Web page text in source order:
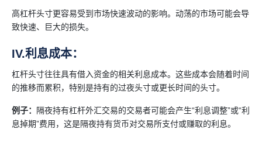
高杠杆头寸更容易受到市场快速波动的影响。动荡的市场可能会导
致快速、巨大的损失。
IV.利息成本：
杠杆头寸往往具有借入资金的相关利息成本。这些成本会随着时间
的推移而累积，特别是持有的过夜头寸或更长时间的头寸。
例子：
隔夜持有杠杆外汇交易的交易者可能会产生“利息调整”或“利
息掉期”费用，这是隔夜持有货币对交易所支付或赚取的利息。